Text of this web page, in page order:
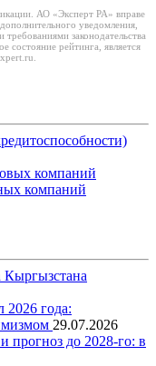
АО «Эксперт РА» вправе
уведомления,
законодательства
рейтинга, является
компаний
компаний
2026 года:
29.07.2026
прогноз до 2028-го: в